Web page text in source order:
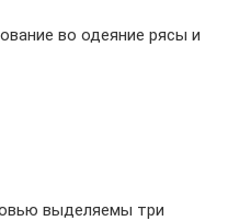
во одеяние рясы и
выделяемы три